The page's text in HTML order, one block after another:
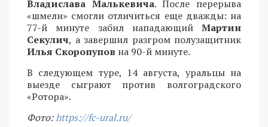
Владислава Малькевича. После перерыва
«шмели» смогли отличиться еще дважды: на
77-й минуте забил нападающий Мартин
Секулич, а завершил разгром полузащитник
Илья Скоропупов на 90-й минуте.
В следующем туре, 14 августа, уральцы на
выезде сыграют против волгоградского
«Ротора».
Фото:https://fc-ural.ru/